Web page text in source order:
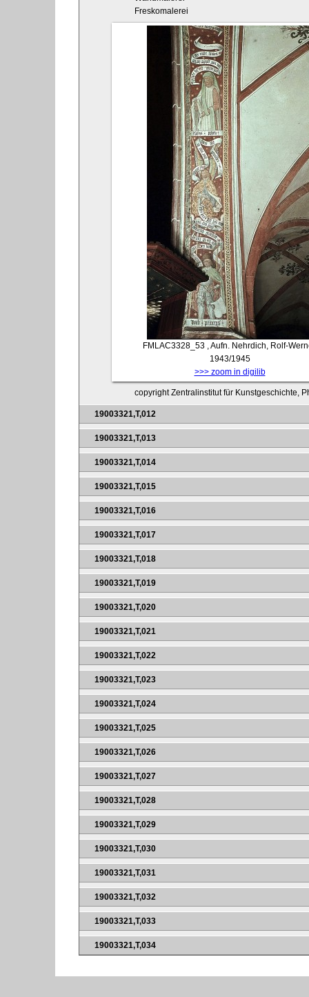
Freskomalerei
FMLAC3328_53 , Aufn. Nehrdich, Rolf-
1943/1945
>>> zoom in digilib
copyright Zentralinstitut für Kunstgeschichte,
19003321,T,012
19003321,T,013
19003321,T,014
19003321,T,015
19003321,T,016
19003321,T,017
19003321,T,018
19003321,T,019
19003321,T,020
19003321,T,021
19003321,T,022
19003321,T,023
19003321,T,024
19003321,T,025
19003321,T,026
19003321,T,027
19003321,T,028
19003321,T,029
19003321,T,030
19003321,T,031
19003321,T,032
19003321,T,033
19003321,T,034